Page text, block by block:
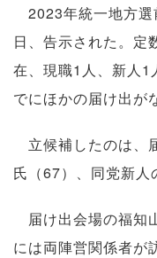
2023年統一地方選
日、告示された。定
在、現職1人、新人1
でにほかの届け出が
立候補したのは、
氏（67）、同党新人
届け出会場の福知
には両陣営関係者が